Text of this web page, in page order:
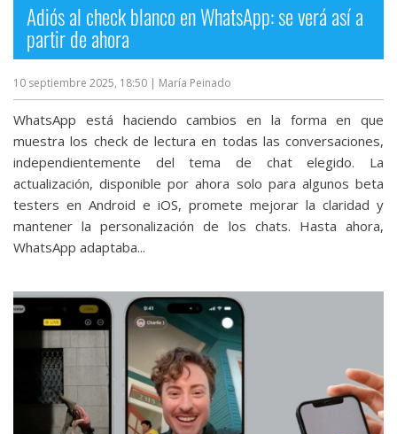
Adiós al check blanco en WhatsApp: se verá así a
partir de ahora
10 septiembre 2025, 18:50 | María Peinado
WhatsApp está haciendo cambios en la forma en que
muestra los check de lectura en todas las conversaciones,
independientemente del tema de chat elegido. La
actualización, disponible por ahora solo para algunos beta
testers en Android e iOS, promete mejorar la claridad y
mantener la personalización de los chats. Hasta ahora,
WhatsApp adaptaba...